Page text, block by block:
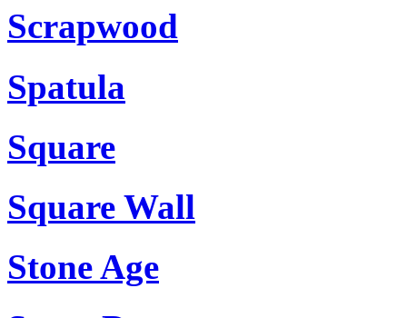
Scrapwood
Spatula
Square
Square Wall
Stone Age